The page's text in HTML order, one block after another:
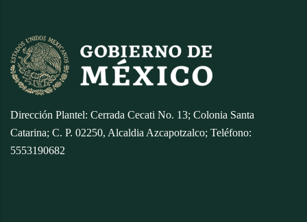
Dirección Plantel: Cerrada Cecati No. 13; Colonia Santa
Catarina; C. P. 02250, Alcaldia Azcapotzalco; Teléfono:
5553190682